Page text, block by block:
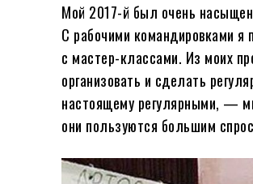
Мой 2017-й был очень
С рабочими командировками я
с мастер-классами. Из моих
организовать и сделать
настоящему регулярными, —
они пользуются большим